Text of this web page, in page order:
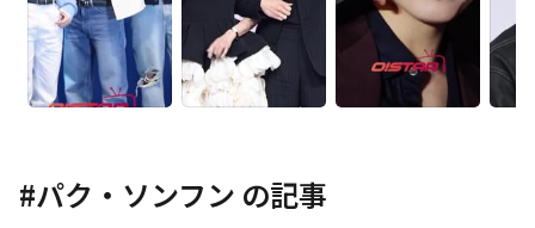
#パク・ソンフン の記事